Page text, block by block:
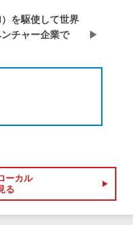
を駆使して世界
チャー企業で
ーカル
る